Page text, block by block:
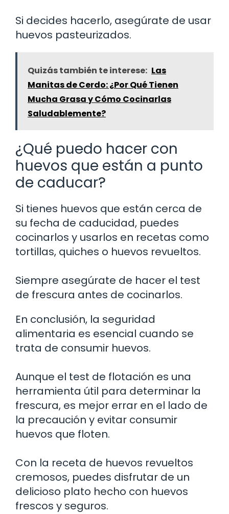
Si decides hacerlo, asegúrate de usar
huevos pasteurizados.
Quizás también te interese: Las
Manitas de Cerdo: ¿Por Qué Tienen
Mucha Grasa y Cómo Cocinarlas
Saludablemente?
¿Qué puedo hacer con
huevos que están a punto
de caducar?
Si tienes huevos que están cerca de
su fecha de caducidad, puedes
cocinarlos y usarlos en recetas como
tortillas, quiches o huevos revueltos.
Siempre asegúrate de hacer el test
de frescura antes de cocinarlos.
En conclusión, la seguridad
alimentaria es esencial cuando se
trata de consumir huevos.
Aunque el test de flotación es una
herramienta útil para determinar la
frescura, es mejor errar en el lado de
la precaución y evitar consumir
huevos que floten.
Con la receta de huevos revueltos
cremosos, puedes disfrutar de un
delicioso plato hecho con huevos
frescos y seguros.